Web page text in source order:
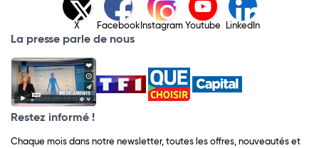
X Facebook Instagram Youtube LinkedIn
La presse parle de nous
Restez informé !
Chaque mois dans notre newsletter, toutes les offres, nouveautés et